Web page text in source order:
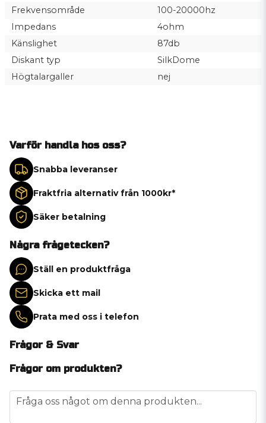
Frekvensområde
100-20000hz
Impedans
4ohm
Känslighet
87db
Diskant typ
SilkDome
Högtalargaller
nej
Varför handla hos oss?
Snabba leveranser
Fraktfria alternativ från 1000kr*
Säker betalning
Några frågetecken?
Ställ en produktfråga
Skicka ett mail
Prata med oss i telefon
Frågor & Svar
Frågor om produkten?
question
Fråga oss något om denna produkten...